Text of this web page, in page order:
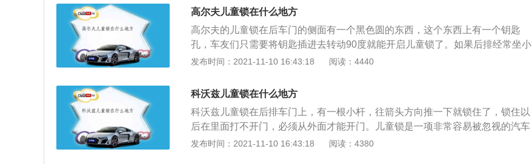
冷的温度，这对车内人员或动物来说可能致命；3、随季节变化，闭锁的轿车内
的温度可能很高或很低，车内人员极易受伤和患病，甚至死亡，尤其对儿童的影
响更为严重。
高尔夫儿童锁在什么地方
高尔夫的儿童锁在后车门的侧面有一个黑色圆的东西，这个东西上有一个钥匙
孔，车友们只需要将钥匙插进去转动90度就能开启儿童锁了。如果后排经常坐小
孩，建议车友们将儿童安全锁打开，打开后从车内是无法打开车门的，车门只有
童安全锁只需要拨动一下拨杆，有些车与高尔夫一样需要使用钥匙。如果车子的
后排经常坐儿童，那在后排安装一个儿童安全座椅也是很有必要的。如果车友们
还是不明白怎么开启儿童安全锁，可以看一下车辆使用手册，在使用手册上有对
儿童安全锁的详细说明。在平时开车时，有些车有行车自动落锁功能，有些车没
有行车自动落锁功能。建议没有行车自动落锁功能的车友们在行车时手动落锁，
发布时间：2021-11-10 16:43:18 阅读：4440
科沃兹儿童锁在什么地方
科沃兹儿童锁在后排车门上，有一根小杆，往箭头方向推一下就锁住了，锁住以
后在里面打不开门，必须从外面才能开门。儿童锁是一项非常容易被忽视的汽车
配置，对于有孩子的车主来说，儿童锁是非常重要的一项配置。儿童锁是孩子生
发布时间：2021-11-10 16:43:18 阅读：4380